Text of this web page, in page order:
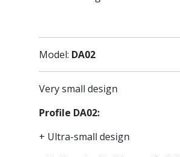
Model: DA02
Very small design
Profile DA02:
+ Ultra-small design